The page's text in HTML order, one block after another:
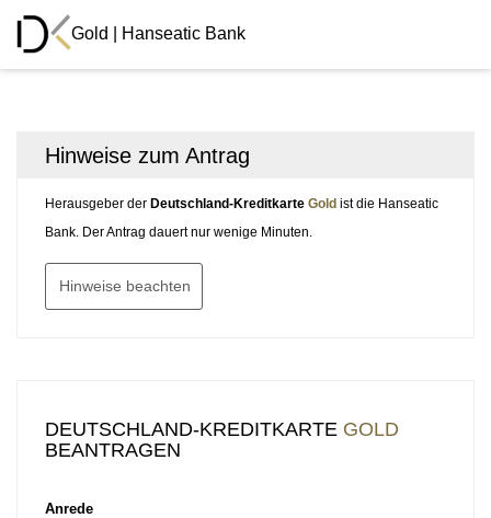
Gold | Hanseatic Bank
Hinweise zum Antrag
Herausgeber der Deutschland-Kreditkarte Gold ist die Hanseatic
Bank. Der Antrag dauert nur wenige Minuten.
DEUTSCHLAND-KREDITKARTE GOLD
BEANTRAGEN
Anrede